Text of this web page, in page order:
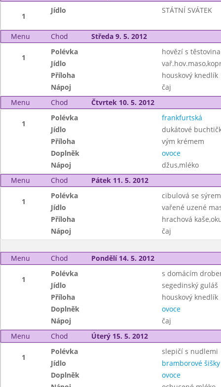
1
Jídlo STÁTNÍ SVÁTEK
Menu Chod Středa 9. 5. 2012
1
Polévka
hovězí s
Jídlo
Příloha
houskový knedlík
Nápoj
čaj
Menu
Chod Čtvrtek 10. 5. 2012
1
Polévka
frankfurtská
Jídlo
dukátové
Příloha
vým krémem
Doplněk
ovoce
Nápoj
džus,mléko
Menu
Chod Pátek 11. 5. 2012
1
Polévka
cibulová se sýrem
Jídlo
vařené uzené
Příloha
hrachová
Nápoj
čaj
Menu Chod Pondělí 14. 5. 2012
1
Polévka
s domácím
Jídlo
segedinský guláš
Příloha
houskový knedlík
Doplněk
ovoce
Nápoj
čaj
Menu
Chod Úterý 15. 5. 2012
1
Polévka
slepičí s nudlemi
Jídlo
bramborové
Doplněk
ovoce